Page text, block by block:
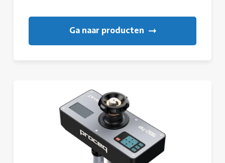
Ga naar producten